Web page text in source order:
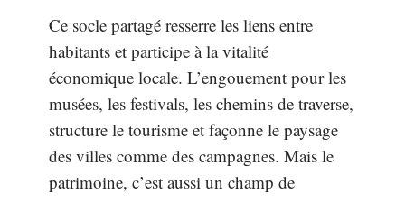
Ce socle partagé resserre les liens entre
habitants et participe à la vitalité
économique locale. L’engouement pour les
musées, les festivals, les chemins de traverse,
structure le tourisme et façonne le paysage
des villes comme des campagnes. Mais le
patrimoine, c’est aussi un champ de